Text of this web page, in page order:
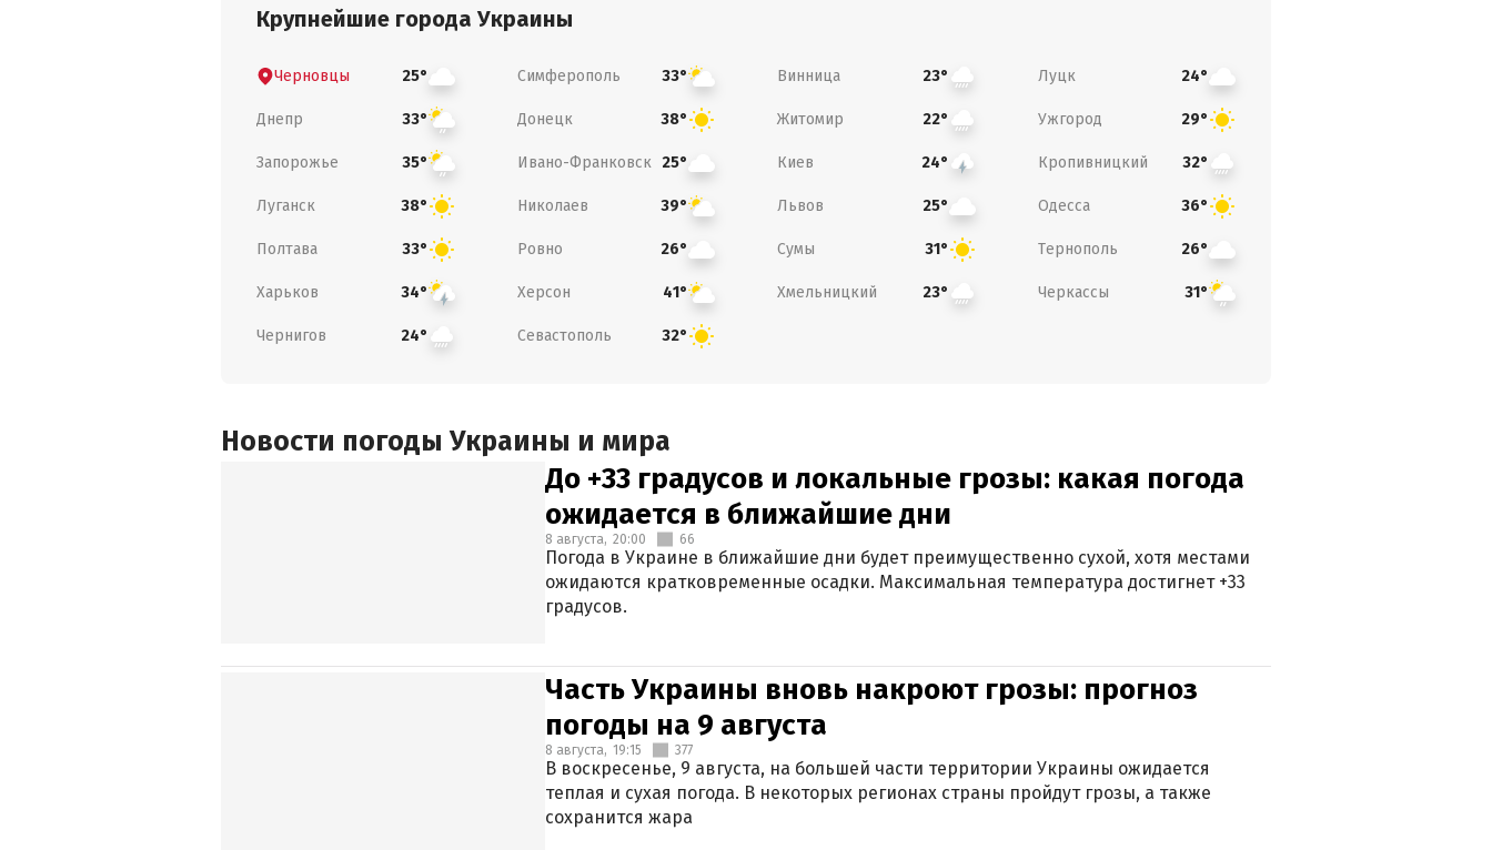
Крупнейшие города Украины
Черновцы 25° Симферополь 33° Винница 23° Луцк 24°
Днепр 33° Донецк 38° Житомир 22° Ужгород 29°
Запорожье 35° Ивано-Франковск 25° Киев 24° Кропивницкий 32°
Луганск 38° Николаев 39° Львов 25° Одесса 36°
Полтава 33° Ровно 26° Сумы 31° Тернополь 26°
Харьков 34° Херсон 41° Хмельницкий 23° Черкассы 31°
Чернигов 24° Севастополь 32°
Новости погоды Украины и мира
До +33 градусов и локальные грозы: какая погода
ожидается в ближайшие дни
8 августа, 20:00 66
Погода в Украине в ближайшие дни будет преимущественно сухой, хотя местами
ожидаются кратковременные осадки. Максимальная температура достигнет +33
градусов.
Часть Украины вновь накроют грозы: прогноз
погоды на 9 августа
8 августа, 19:15 377
В воскресенье, 9 августа, на большей части территории Украины ожидается
теплая и сухая погода. В некоторых регионах страны пройдут грозы, а также
сохранится жара